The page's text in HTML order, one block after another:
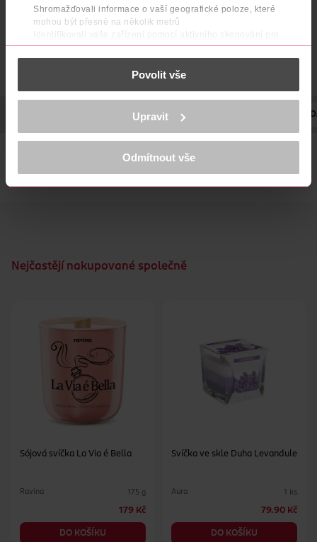
Shromažďovali informace o vaší geografické poloze, které
mohou být přesné na několik metrů
Identifikovali vaše zařízení pomocí aktivního skenování pro
konkrétní charakteristiky (otisk prstu)
Zjistěte více o tom, jak zpracováváme vaše osobní údaje, a nastavte
části s podrobnostmi . Svůj souhlas můžete kdykoliv
K provozu stránek, personalizaci obsahu a reklam, funkcí sociálních
médií, analýze návštěvnosti, které mohou nést osobní údaje.
Více najdete vprohlášení o ochraně osobních údajů.
Děkujeme za pochopení. >více o cookies<
Povolit vše
Upravit
Odmítnout vše
DO KOŠÍKU
Obj. č.: 1275445
DO KOŠÍKU
UPOZORNĚNÍ VÝROBCE/
Nejčastějí nakupované společně
Sójová svíčka La Via é Bella
Ravina 175 g
179 Kč
DO KOŠÍKU
Svíčka ve skle Duha Levandule
Aura 1 ks
79.90 Kč
DO KOŠÍKU